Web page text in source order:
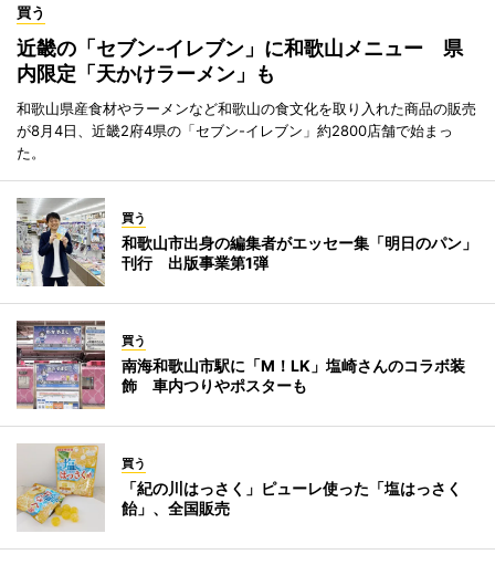
買う
近畿の「セブン-イレブン」に和歌山メニュー 県
内限定「天かけラーメン」も
和歌山県産食材やラーメンなど和歌山の食文化を取り入れた商品の販売
が8月4日、近畿2府4県の「セブン-イレブン」約2800店舗で始まっ
た。
買う
和歌山市出身の編集者がエッセー集「明日のパン」
刊行 出版事業第1弾
買う
南海和歌山市駅に「M！LK」塩崎さんのコラボ装
飾 車内つりやポスターも
買う
「紀の川はっさく」ピューレ使った「塩はっさく
飴」、全国販売